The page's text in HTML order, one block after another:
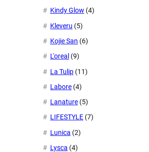
Kindy Glow (4)
Kleveru (5)
Kojie San (6)
L'oreal (9)
La Tulip (11)
Labore (4)
Lanature (5)
LIFESTYLE (7)
Lunica (2)
Lysca (4)